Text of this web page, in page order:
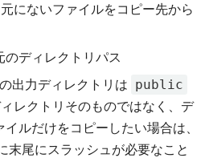
にないファイルをコピー先から
ディレクトリパス
出力ディレクトリは
public
レクトリそのものではなく、デ
ルだけをコピーしたい場合は、
末尾にスラッシュが必要なこと